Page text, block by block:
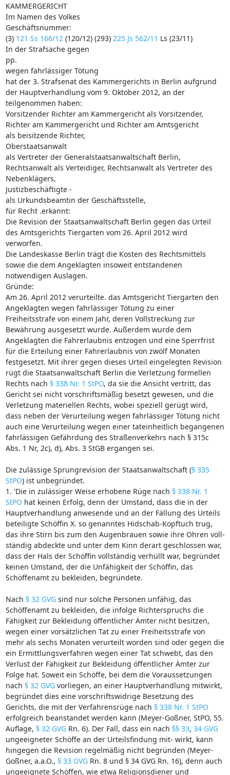
KAMMERGERICHT
Im Namen des Volkes
Geschäftsnummer:
(3) 121 Ss 166/12 (120/12) (293) 225 Js 562/11 Ls (23/11)
In der Strafsache gegen
pp.
wegen fahrlässiger Tötung
hat der 3. Strafsenat des Kammergerichts in Berlin aufgrund
der Hauptverhandlung vom 9. Oktober 2012, an der
teilgenommen haben:
Vorsitzender Richter am Kammergericht als Vorsitzender,
Richter am Kammergericht und Richter am Amtsgericht
als beisitzende Richter,
Oberstaatsanwalt
als Vertreter der Generalstaatsanwaltschaft Berlin,
Rechtsanwalt als Verteidiger, Rechtsanwalt als Vertreter des
Nebenklägers,
Justizbeschäftigte -
als Urkundsbeamtin der Geschäftsstelle,
für Recht .erkannt:
Die Revision der Staatsanwaltschaft Berlin gegen das Urteil
des Amtsgerichts Tiergarten vom 26. April 2012 wird
verworfen.
Die Landeskasse Berlin trägt die Kosten des Rechtsmittels
sowie die dem Angeklagten insoweit entstandenen
notwendigen Auslagen.
Gründe:
Am 26. April 2012 verurteilte. das Amtsgericht Tiergarten den
Angeklagten wegen fahrlässiger Tötung zu einer
Freiheitsstrafe von einem Jahr, deren Vollstreckung zur
Bewährung ausgesetzt wurde. Außerdem wurde dem
Angeklagten die Fahrerlaubnis entzogen und eine Sperrfrist
für die Erteilung einer Fahrerlaubnis von zwölf Monaten
festgesetzt. Mit ihrer gegen dieses Urteil eingelegten Revision
rügt die Staatsanwaltschaft Berlin die Verletzung formellen
Rechts nach § 338 Nr. 1 StPO, da sie die Ansicht vertritt, das
Gericht sei nicht vorschriftsmäßig besetzt gewesen, und die
Verletzung materiellen Rechts, wobei speziell gerügt wird,
dass neben der Verurteilung wegen fahrlässiger Tötung nicht
auch eine Verurteilung wegen einer tateinheitlich begangenen
fahrlässigen Gefährdung des Straßenverkehrs nach § 315c
Abs. 1 Nr, 2c), d), Abs. 3 StGB ergangen sei.
Die zulässige Sprungrevision der Staatsanwaltschaft (§ 335
StPO) ist unbegründet.
1. 'Die in zulässiger Weise erhobene Rüge nach § 338 Nr. 1
StPO hat keinen Erfolg, denn der Umstand, dass die in der
Hauptverhandlung anwesende und an der Fällung des Urteils
beteiligte Schöffin X. so genanntes Hidschab-Kopftuch trug,
das ihre Stirn bis zum den Augenbrauen sowie ihre Ohren voll-
ständig abdeckte und unter dem Kinn derart geschlossen war,
dass der Hals der Schöffin vollständig verhüllt war, begründet
keinen Umstand, der die Unfähigkeit der Schöffin, das
Schöffenamt zu bekleiden, begründete.
Nach § 32 GVGsind nur solche Personen unfähig, das
Schöffenamt zu bekleiden, die infolge Richterspruchs die
Fähigkeit zur Bekleidung öffentlicher Ämter nicht besitzen,
wegen einer vorsätzlichen Tat zu einer Freiheitsstrafe von
mehr als sechs Monaten verurteilt worden sind oder gegen die
ein Ermittlungsverfahren wegen einer Tat schwebt, das den
Verlust der Fähigkeit zur Bekleidung öffentlicher Ämter zur
Folge hat. Soweit ein Schöffe, bei dem die Voraussetzungen
nach § 32 GVGvorliegen, an einer Hauptverhandlung mitwirkt,
begründet dies eine vorschriftswidrige Besetzung des
Gerichts, die mit der Verfahrensrüge nach § 338 Nr. 1 StPO
erfolgreich beanstandet werden kann (Meyer-Goßner, StPO, 55.
Auflage, § 32 GVGRn. 6). Der Fall, dass ein nach §§ 33, 34 GVG
ungeeigneter Schöffe an der Urteilsfindung mit- wirkt, kann
hingegen die Revision regelmäßig nicht begründen (Meyer-
Goßner, a.a.O., § 33 GVGRn. 8 und § 34 GVG Rn. 16), denn auch
ungeeignete Schöffen, wie etwa Religionsdiener und